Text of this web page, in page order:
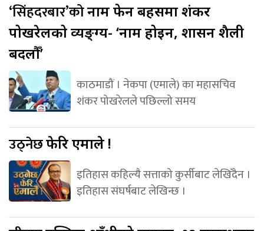
‘सिंहदरबार’कोनाम फेर्ने बहसमा शंकर
पोखरेलको व्यङ्ग्य- ‘नाम होइन, शासन शैली
बदलौँ’
काठमाडौं । नेकपा (एमाले) का महासचिव
शंकर पोखरेलले पछिल्लो समय
उठ्नेछफेरि एमाले !
इतिहास कहिल्यै सत्ताको कुर्सीबाट लेखिँदैन ।
इतिहास संघर्षबाट लेखिन्छ ।